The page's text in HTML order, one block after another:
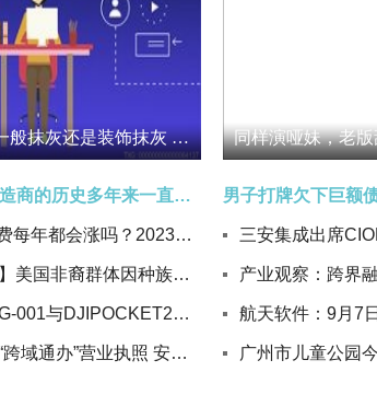
腻子属于一般抹灰还是装饰抹灰 装饰抹灰
这家汽车制造商的历史多年来一直徘徊在金融悬崖上
ACCA年费每年都会涨吗？2023年ACCA年费是多少？
【世界说】美国非裔群体因种族问题遭身心折磨 非裔青年受枪支暴力伤害最甚
索尼VLOG-001与DJIPOCKET2产生共鸣的手持式三轴稳定相机概念
发出首张“跨域通办”营业执照 安徽省郎溪县打造企业登记新模式 广州市儿童公园